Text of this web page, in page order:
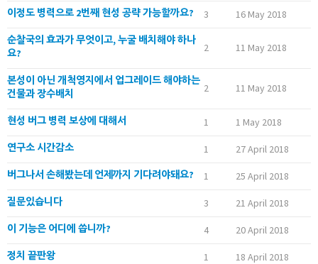
이정도 병력으로 2번째 현성 공략 가능할까요?
3
16 May 2018
순찰국의 효과가 무엇이고, 누굴 배치해야 하나
요?
2 11 May 2018
본성이 아닌 개척영지에서 업그레이드 해야하는
건물과 장수배치
2 11 May 2018
현성 버그 병력 보상에 대해서 1
1 May 2018
연구소 시간감소
1
27 April 2018
버그나서 손해봤는데 언제까지 기다려야돼요?
1
25 April 2018
질문있습니다
3
21 April 2018
이 기능은 어디에 씁니까?
4
20 April 2018
정치 끝판왕
1 18 April 2018